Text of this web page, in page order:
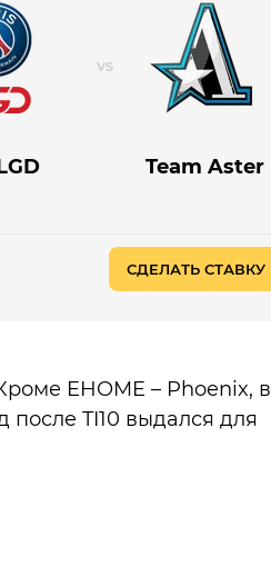
Team Aster
СДЕЛАТЬ СТАВКУ
EHOME – Phoenix, в
после TI10 выдался для